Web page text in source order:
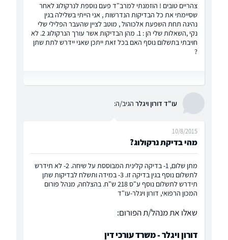
צהריים טובים ! הוזמנתי למרב"ד פעם נוספת לנרקולוג לאחר
שסיימתי את כל הבדיקות הנדרשות , אני הייתי בשלילה בגין
נהיגה תחת השפעת אלכוהול , מוטב לציין שהעבר הפלילי שלי
נקי ,השאלות שלי הן : 1. מהן הבדיקות אשר עורך הנרקולוג 2. לא
חויבתי בתשלום נוסף האם בכל זאת ייתכן שאני יידרש לתת שתן
?
עו"ד דורון ויגלר הגיב/ה:
מהי בדיקת נרקולוג?
10/8/2015
מתן שלום, 1- בדיקה קלינית המבוססת על שיחה. 2- לא תידרש
לתשלום נוסף בגין בדיקה זו. 3- במידה ותשלח לבדיקות שתן
תידרש לתשלום נוסף ע"ס 218 ש"ח. בהצלחה, מנהל פורום
המכון הרפואי, דורון ויגלר-עו"ד
שאלו את מנהל/ת הפורום:
דורון ויגלר - משרד עורכי דין